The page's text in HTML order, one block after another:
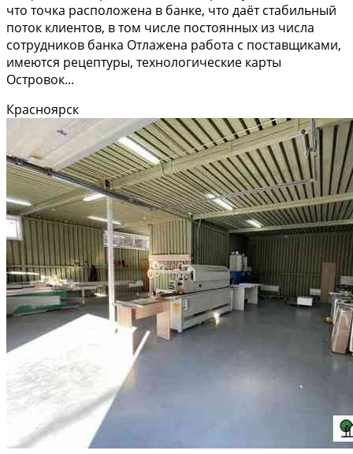
что точка расположена в банке, что даёт стабильный
поток клиентов, в том числе постоянных из числа
сотрудников банка Отлажена работа с поставщиками,
имеются рецептуры, технологические карты
Островок...
Красноярск